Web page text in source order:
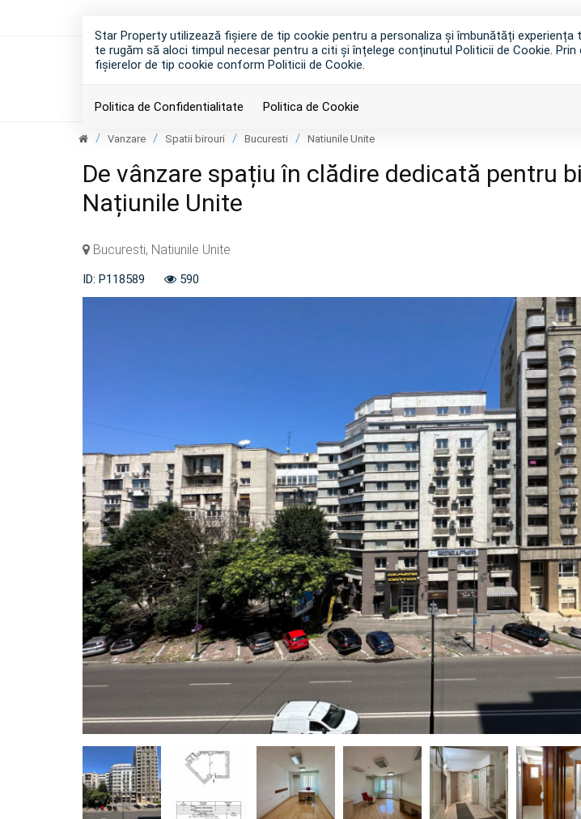
Star Property utilizează fişiere de tip cookie pentru a personaliza și îmbunătăți
te rugăm să aloci timpul necesar pentru a citi și înțelege conținutul Politicii de Cookie.
fişierelor de tip cookie conform Politicii de Cookie.
Politica de Confidentialitate Politica de Cookie
Vanzare Spatii birouri Bucuresti Natiunile Unite
De vânzare spațiu în clădire dedicată pentru
Națiunile Unite
Bucuresti, Natiunile Unite
ID: P118589 590